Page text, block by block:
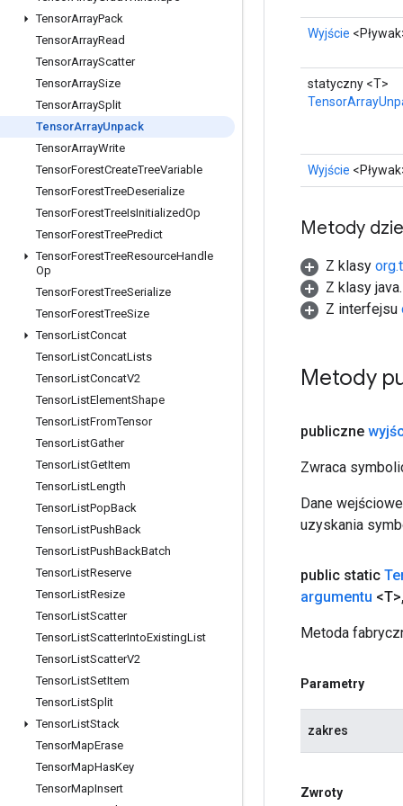
TensorArrayPack
TensorArrayRead
TensorArrayScatter
TensorArraySize
TensorArraySplit
TensorArrayUnpack
TensorArrayWrite
TensorForestCreateTreeVariable
TensorForestTreeDeserialize
TensorForestTreeIsInitializedOp
TensorForestTreePredict
TensorForestTreeResourceHandle
Op
TensorForestTreeSerialize
TensorForestTreeSize
TensorListConcat
TensorListConcatLists
TensorListConcatV2
TensorListElementShape
TensorListFromTensor
TensorListGather
TensorListGetItem
TensorListLength
TensorListPopBack
TensorListPushBack
TensorListPushBackBatch
TensorListReserve
TensorListResize
TensorListScatter
TensorListScatterIntoExistingList
TensorListScatterV2
TensorListSetItem
TensorListSplit
TensorListStack
TensorMapErase
TensorMapHasKey
TensorMapInsert
Wyjście
statyczny <T>
Wyjście
Metody
Z klasy
Z klasy
Z interfejsu
Metody
publiczne
Zwraca
Dane
uzyskania
public static
argumentu <T>,
Metoda
Parametry
zakres
Zwroty